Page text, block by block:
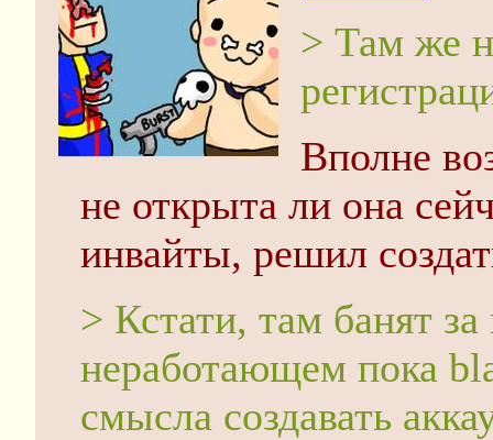
> Там же
Вполне
не открыта ли она
инвайты, решил
> Кстати, там банят
неработающем пока
смысла создавать